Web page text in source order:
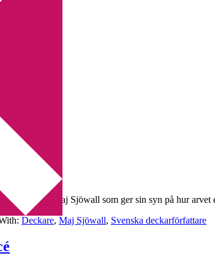
är det Maj Sjöwall som ger sin syn på hur
Deckare, Maj Sjöwall, Svenska deckarförfattare